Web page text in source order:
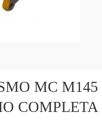
MC M145
COMPLETA